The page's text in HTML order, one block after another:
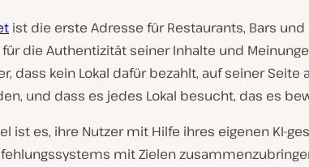
ist die erste Adresse für Restaurants, Bars und
die Authentizität seiner Inhalte und
dass kein Lokal dafür bezahlt, auf seiner Seite
und dass es jedes Lokal besucht, das es
ist es, ihre Nutzer mit Hilfe ihres eigenen KI-
mit Zielen